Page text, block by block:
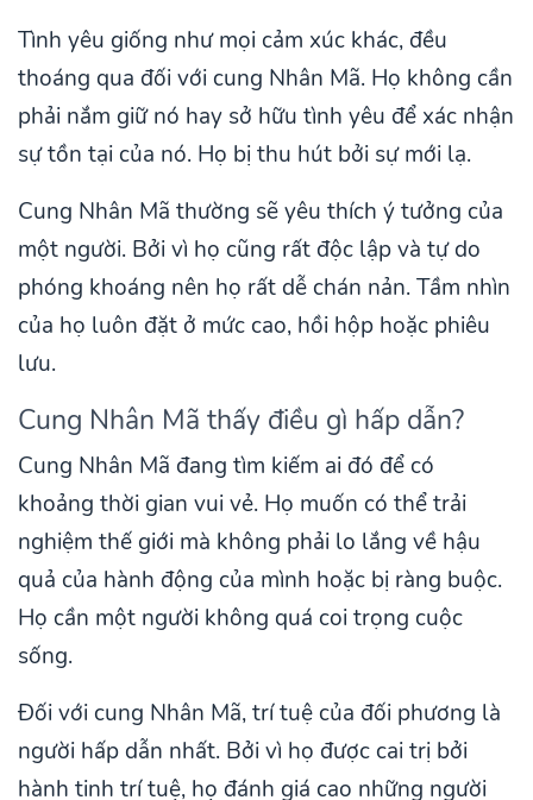
Tình yêu giống như mọi cảm xúc khác, đều
thoáng qua đối với cung Nhân Mã. Họ không cần
phải nắm giữ nó hay sở hữu tình yêu để xác nhận
sự tồn tại của nó. Họ bị thu hút bởi sự mới lạ.
Cung Nhân Mã thường sẽ yêu thích ý tưởng của
một người. Bởi vì họ cũng rất độc lập và tự do
phóng khoáng nên họ rất dễ chán nản. Tầm nhìn
của họ luôn đặt ở mức cao, hồi hộp hoặc phiêu
lưu.
Cung Nhân Mã thấy điều gì hấp dẫn?
Cung Nhân Mã đang tìm kiếm ai đó để có
khoảng thời gian vui vẻ. Họ muốn có thể trải
nghiệm thế giới mà không phải lo lắng về hậu
quả của hành động của mình hoặc bị ràng buộc.
Họ cần một người không quá coi trọng cuộc
sống.
Đối với cung Nhân Mã, trí tuệ của đối phương là
người hấp dẫn nhất. Bởi vì họ được cai trị bởi
hành tinh trí tuệ, họ đánh giá cao những người